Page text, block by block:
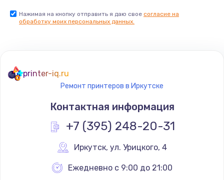
Заказать
Замена термостата
1200 руб.
Заказать
Замена реле
Нажимая на кнопку отправить я даю свое согласие на
обработку моих персональных данных.
printer-iq.ru
Ремонт принтеров в Иркутске
Контактная информация
+7 (395) 248-20-31
Иркутск, ул. Урицкого, 4
Ежедневно с 9:00 до 21:00